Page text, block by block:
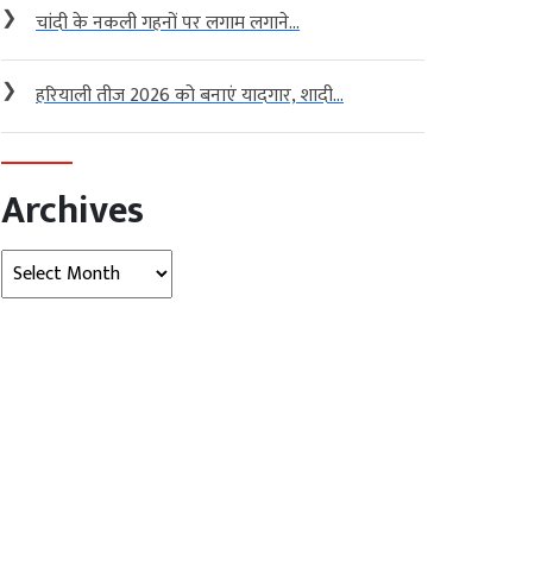
❯ चांदी के नकली गहनों पर लगाम लगाने...
❯ हरियाली तीज 2026 को बनाएं यादगार, शादी...
Archives
Archives